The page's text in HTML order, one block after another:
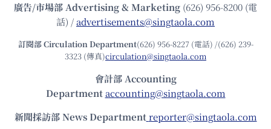
廣告/市場部Advertising & Marketing (626) 956-8200 (電
話) /advertisements@singtaola.com
訂閱部 Circulation Department(626) 956-8227 (電話) /(626) 239-
3323 (傳真)circulation@singtaola.com
會計部 Accounting
Department accounting@singtaola.com
新聞採訪部 News Department reporter@singtaola.com